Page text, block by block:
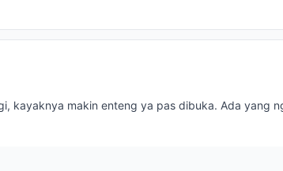
kayaknya makin enteng ya pas dibuka. Ada yang